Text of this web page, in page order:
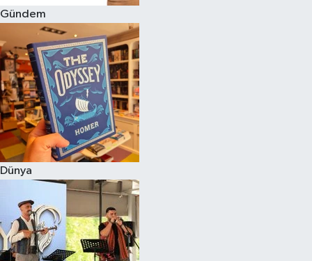
Gündem
Dünya